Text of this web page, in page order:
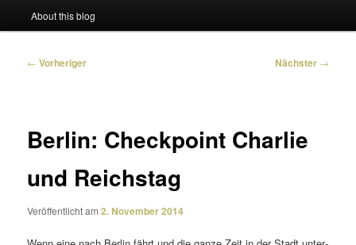
About this blog
Beitragsnavigation
← Vorheriger Nächster →
Berlin: Checkpoint Charlie
und Reichstag
Veröffentlicht am2. November 2014